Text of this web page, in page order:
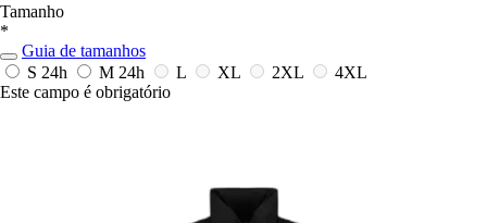
Tamanho
*
Guia de tamanhos
S 24h M 24h L XL 2XL
4XL
Este campo é obrigatório